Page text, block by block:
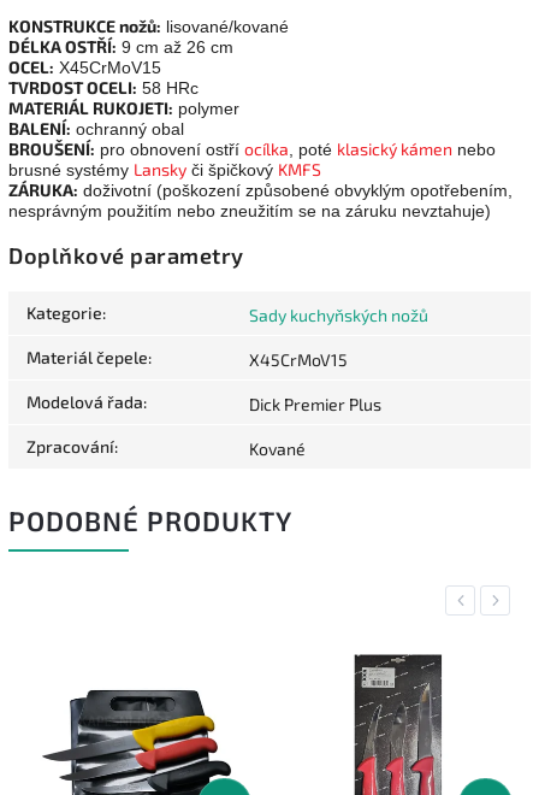
KONSTRUKCE nožů: lisované/kované
DÉLKA OSTŘÍ: 9 cm až 26 cm
OCEL: X45CrMoV15
TVRDOST OCELI: 58 HRc
MATERIÁL RUKOJETI: polymer
BALENÍ: ochranný obal
BROUŠENÍ: pro obnovení ostří ocílka , poté klasický kámen nebo
brusné systémy Lansky či špičkový KMFS
ZÁRUKA: doživotní (poškození způsobené obvyklým opotřebením,
nesprávným použitím nebo zneužitím se na záruku nevztahuje)
Doplňkové parametry
Kategorie: Sady kuchyňských nožů
Materiál čepele: X45CrMoV15
Modelová řada: Dick Premier Plus
Zpracování: Kované
PODOBNÉ PRODUKTY
Previous
Next